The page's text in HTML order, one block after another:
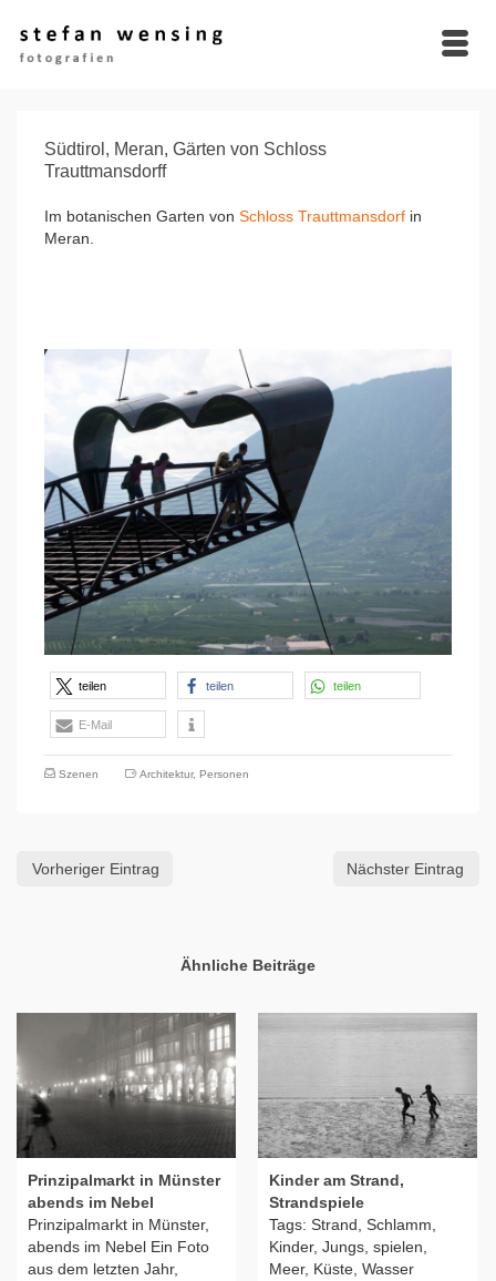
Südtirol, Meran, Gärten von Schloss
Trauttmansdorff
Im botanischen Garten von Schloss Trauttmansdorf in
Meran.
teilen teilen teilen
E-Mail
Szenen Architektur, Personen
Vorheriger Eintrag Nächster Eintrag
Ähnliche Beiträge
Prinzipalmarkt in Münster
abends im Nebel
Prinzipalmarkt in Münster,
abends im Nebel Ein Foto
aus dem letzten Jahr,
Kinder am Strand,
Strandspiele
Tags: Strand, Schlamm,
Kinder, Jungs, spielen,
Meer, Küste, Wasser